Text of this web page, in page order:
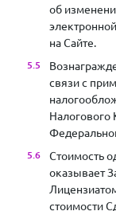
об
на Сайте.
связи с
Стоимость
оказывает
стоимости